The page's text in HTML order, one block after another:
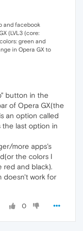
and facebook
(LVL3 (core:
green and
in Opera GX to
button in the
of Opera GX(the
an option called
the last option in
more apps's
the colors I
red and black).
doesn't work for
0